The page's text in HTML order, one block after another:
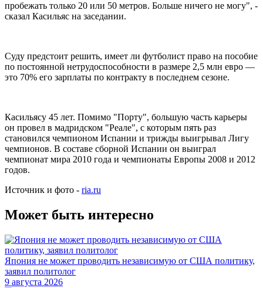
пробежать только 20 или 50 метров. Больше ничего не могу", -
сказал Касильяс на заседании.
Суду предстоит решить, имеет ли футболист право на пособие
по постоянной нетрудоспособности в размере 2,5 млн евро —
это 70% его зарплаты по контракту в последнем сезоне.
Касильясу 45 лет. Помимо "Порту", большую часть карьеры
он провел в мадридском "Реале", с которым пять раз
становился чемпионом Испании и трижды выигрывал Лигу
чемпионов. В составе сборной Испании он выиграл
чемпионат мира 2010 года и чемпионаты Европы 2008 и 2012
годов.
Источник и фото - ria.ru
Может быть интересно
Япония не может проводить независимую от США политику,
заявил политолог
9 августа 2026